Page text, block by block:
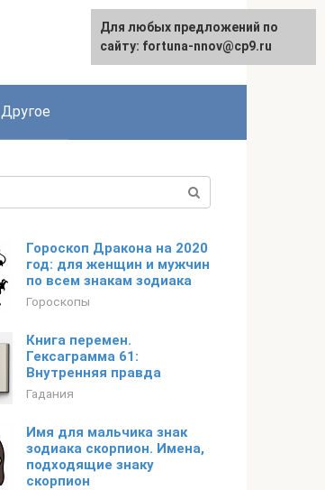
Другое
Гороскоп Дракона на 2020
год: для женщин и мужчин
по всем знакам зодиака
Гороскопы
Книга перемен.
Гексаграмма 61:
Внутренняя правда
Гадания
Имя для мальчика знак
зодиака скорпион. Имена,
подходящие знаку
скорпион
Для любых предложений по
сайту: fortuna-nnov@cp9.ru